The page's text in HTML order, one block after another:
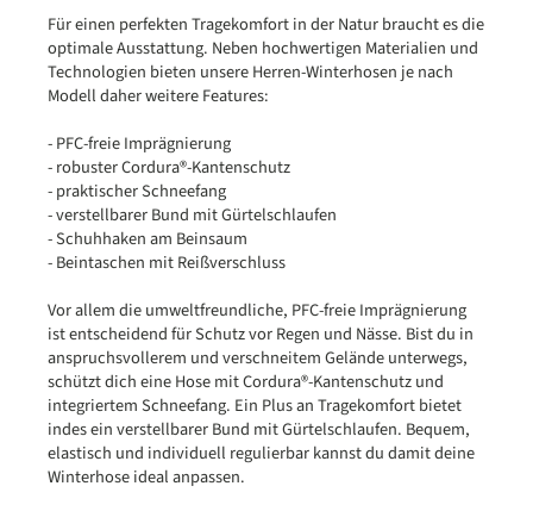
Für einen perfekten Tragekomfort in der Natur braucht es die
optimale Ausstattung. Neben hochwertigen Materialien und
Technologien bieten unsere Herren-Winterhosen je nach
Modell daher weitere Features:
- PFC-freie Imprägnierung
- robuster Cordura®​-Kantenschutz
- praktischer Schneefang
- verstellbarer Bund mit Gürtelschlaufen
- Schuhhaken am Beinsaum
- Beintaschen mit Reißverschluss
Vor allem die umweltfreundliche, PFC-freie Imprägnierung
ist entscheidend für Schutz vor Regen und Nässe. Bist du in
anspruchsvollerem und verschneitem Gelände unterwegs,
schützt dich eine Hose mit Cordura®-Kantenschutz und
integriertem Schneefang. Ein Plus an Tragekomfort bietet
indes ein verstellbarer Bund mit Gürtelschlaufen. Bequem,
elastisch und individuell regulierbar kannst du damit deine
Winterhose ideal anpassen.